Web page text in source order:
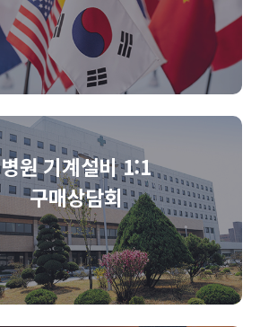
병원 기계설비 1:1
구매상담회